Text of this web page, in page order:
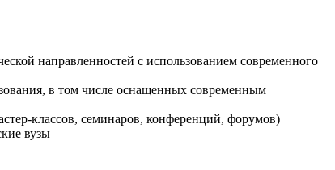
направленностей с использованием современного
в том числе оснащенных современным
классов, семинаров, конференций, форумов)
вузы